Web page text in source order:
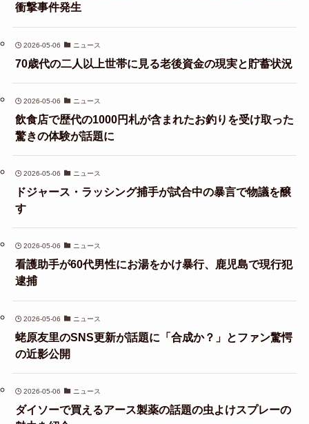
衝撃事件発生
2026-05-06 ニュース
70歳代の二人以上世帯に見る老後資金の現実と貯蓄状況
2026-05-06 ニュース
飲食店で歴代の1000円札が含まれたお釣りを受け取った
驚きの体験が話題に
2026-05-06 ニュース
ドジャース・ラッシング捕手が試合中の暴言で物議を醸
す
2026-05-06 ニュース
看護助手が60代男性にお湯をかけ暴行、鹿児島で現行犯
逮捕
2026-05-06 ニュース
蛯原友里のSNS更新が話題に「合成か？」とファン驚愕
の近影公開
2026-05-06 ニュース
ダイソーで買えるアース製薬の話題の虫よけスプレーの